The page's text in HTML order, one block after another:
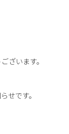
ざいます。
せです。